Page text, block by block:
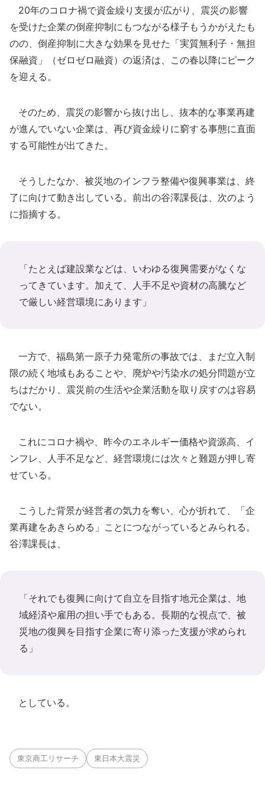
20年のコロナ禍で資金繰り支援が広がり、震災の影響
を受けた企業の倒産抑制にもつながる様子もうかがえたも
のの、倒産抑制に大きな効果を見せた「実質無利子・無担
保融資」（ゼロゼロ融資）の返済は、この春以降にピーク
を迎える。
そのため、震災の影響から抜け出し、抜本的な事業再建
が進んでいない企業は、再び資金繰りに窮する事態に直面
する可能性が出てきた。
そうしたなか、被災地のインフラ整備や復興事業は、終
了に向けて動き出している。前出の谷澤課長は、次のよう
に指摘する。
「たとえば建設業などは、いわゆる復興需要がなくな
ってきています。加えて、人手不足や資材の高騰など
で厳しい経営環境にあります」
一方で、福島第一原子力発電所の事故では、まだ立入制
限の続く地域もあることや、廃炉や汚染水の処分問題が立
ちはだかり、震災前の生活や企業活動を取り戻すのは容易
でない。
これにコロナ禍や、昨今のエネルギー価格や資源高、イ
ンフレ、人手不足など、経営環境には次々と難題が押し寄
せている。
こうした背景が経営者の気力を奪い、心が折れて、「企
業再建をあきらめる」ことにつながっているとみられる。
谷澤課長は、
「それでも復興に向けて自立を目指す地元企業は、地
域経済や雇用の担い手でもある。長期的な視点で、被
災地の復興を目指す企業に寄り添った支援が求められ
る」
としている。
東京商工リサーチ 東日本大震災